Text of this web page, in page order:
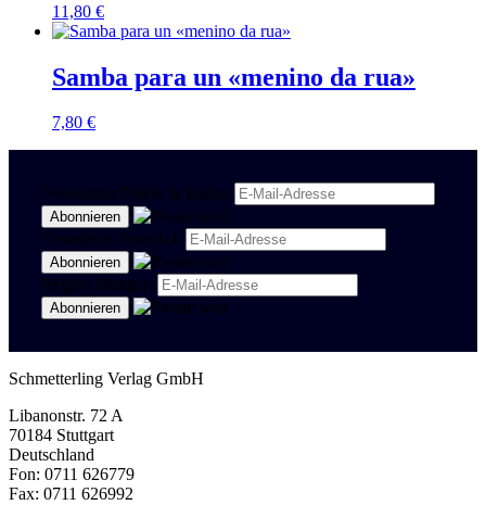
11,80 €
Samba para un «menino da rua»
7,80 €
Newsletter Politik & Kultur
Newsletter Spanisch
Region Stuttgart
Schmetterling Verlag GmbH
Libanonstr. 72 A
70184 Stuttgart
Deutschland
Fon: 0711 626779
Fax: 0711 626992